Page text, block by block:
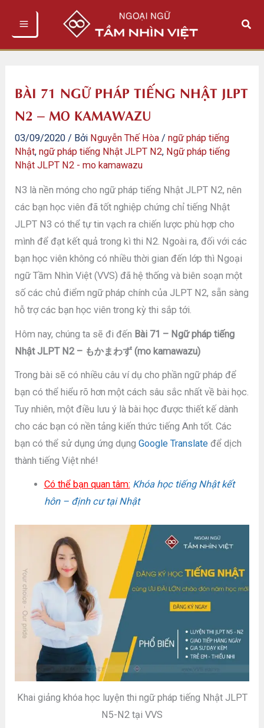
Tìm
BÀI 71 NGỮ PHÁP TIẾNG NHẬT JLPT
N2 – MO KAMAWAZU
03/09/2020 / Bởi Nguyễn Thế Hòa /ngữ pháp tiếng
Nhật,ngữ pháp tiếng Nhật JLPT N2, Ngữ pháp tiếng
Nhật JLPT N2 - mo kamawazu
N3 là nền móng cho ngữ pháp tiếng Nhật JLPT N2, nên
các bạn học viên đã tốt nghiệp chứng chỉ tiếng Nhật
JLPT N3 có thể tự tin vạch ra chiến lược phù hợp cho
mình để đạt kết quả trong kì thi N2. Ngoài ra, đối với các
bạn học viên không có nhiều thời gian đến lớp thì Ngoại
ngữ Tầm Nhìn Việt (VVS) đã hệ thống và biên soạn một
số các chủ điểm ngữ pháp chính của JLPT N2, sẵn sàng
hỗ trợ các bạn học viên trong kỳ thi sắp tới.
Hôm nay, chúng ta sẽ đi đến Bài 71 – Ngữ pháp tiếng
Nhật JLPT N2 – もかまわず (mo kamawazu)
Trong bài sẽ có nhiều câu ví dụ cho phần ngữ pháp để
bạn có thể hiểu rõ hơn một cách sâu sắc nhất về bài học.
Tuy nhiên, một điều lưu ý là bài học được thiết kế dành
cho các bạn có nền tảng kiến thức tiếng Anh tốt. Các
bạn có thể sử dụng ứng dụngGoogle Translate để dịch
thành tiếng Việt nhé!
Có thể bạn quan tâm: Khóa học tiếng Nhật kết
hôn – định cư tại Nhật
Khai giảng khóa học luyện thi ngữ pháp tiếng Nhật JLPT
N5-N2 tại VVS